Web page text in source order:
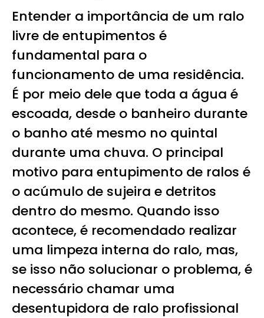
Entender a importância de um ralo
livre de entupimentos é
fundamental para o
funcionamento de uma residência.
É por meio dele que toda a água é
escoada, desde o banheiro durante
o banho até mesmo no quintal
durante uma chuva. O principal
motivo para entupimento de ralos é
o acúmulo de sujeira e detritos
dentro do mesmo. Quando isso
acontece, é recomendado realizar
uma limpeza interna do ralo, mas,
se isso não solucionar o problema, é
necessário chamar uma
desentupidora de ralo profissional